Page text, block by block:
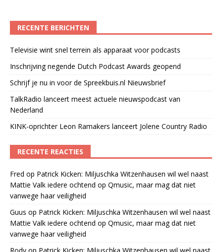
RECENTE BERICHTEN
Televisie wint snel terrein als apparaat voor podcasts
Inschrijving negende Dutch Podcast Awards geopend
Schrijf je nu in voor de Spreekbuis.nl Nieuwsbrief
TalkRadio lanceert meest actuele nieuwspodcast van
Nederland
KINK-oprichter Leon Ramakers lanceert Jolene Country Radio
RECENTE REACTIES
Fred op Patrick Kicken: Miljuschka Witzenhausen wil wel naast
Mattie Valk iedere ochtend op Qmusic, maar mag dat niet
vanwege haar veiligheid
Guus op Patrick Kicken: Miljuschka Witzenhausen wil wel naast
Mattie Valk iedere ochtend op Qmusic, maar mag dat niet
vanwege haar veiligheid